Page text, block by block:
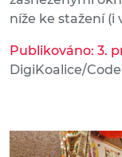
níže ke stažení (i
Publikováno: 3.
DigiKoalice/